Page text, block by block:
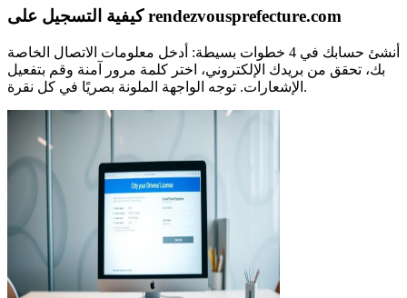
كيفية التسجيل على rendezvousprefecture.com
أنشئ حسابك في 4 خطوات بسيطة: أدخل معلومات الاتصال الخاصة
بك، تحقق من بريدك الإلكتروني، اختر كلمة مرور آمنة وقم بتفعيل
الإشعارات. توجه الواجهة الملونة بصريًا في كل نقرة.